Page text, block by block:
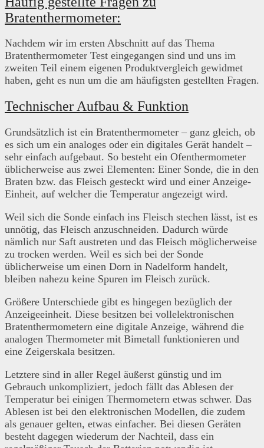
Bratenthermometer:
Nachdem wir im ersten Abschnitt auf das Thema
Bratenthermometer Test eingegangen sind und uns im
zweiten Teil einem eigenen Produktvergleich gewidmet
haben, geht es nun um die am häufigsten gestellten Fragen.
Technischer Aufbau & Funktion
Grundsätzlich ist ein Bratenthermometer – ganz gleich, ob
es sich um ein analoges oder ein digitales Gerät handelt –
sehr einfach aufgebaut. So besteht ein Ofenthermometer
üblicherweise aus zwei Elementen: Einer Sonde, die in den
Braten bzw. das Fleisch gesteckt wird und einer Anzeige-
Einheit, auf welcher die Temperatur angezeigt wird.
Weil sich die Sonde einfach ins Fleisch stechen lässt, ist es
unnötig, das Fleisch anzuschneiden. Dadurch würde
nämlich nur Saft austreten und das Fleisch möglicherweise
zu trocken werden. Weil es sich bei der Sonde
üblicherweise um einen Dorn in Nadelform handelt,
bleiben nahezu keine Spuren im Fleisch zurück.
Größere Unterschiede gibt es hingegen bezüglich der
Anzeigeeinheit. Diese besitzen bei vollelektronischen
Bratenthermometern eine digitale Anzeige, während die
analogen Thermometer mit Bimetall funktionieren und
eine Zeigerskala besitzen.
Letztere sind in aller Regel äußerst günstig und im
Gebrauch unkompliziert, jedoch fällt das Ablesen der
Temperatur bei einigen Thermometern etwas schwer. Das
Ablesen ist bei den elektronischen Modellen, die zudem
als genauer gelten, etwas einfacher. Bei diesen Geräten
besteht dagegen wiederum der Nachteil, dass ein